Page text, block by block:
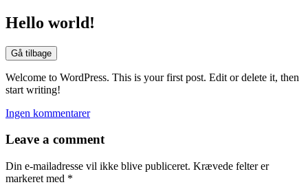
Hello world!
Welcome to WordPress. This is your first post. Edit or delete it, then
start writing!
Ingen kommentarer
Leave a comment
Din e-mailadresse vil ikke blive publiceret. Krævede felter er
markeret med *